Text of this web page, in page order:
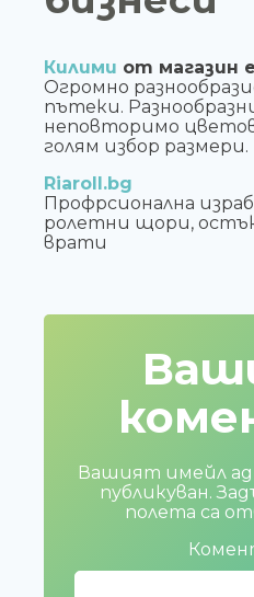
Килими от магазин
Огромно
пътеки.
неповторимо
голям избор размери.
Riaroll.bg
Профрсионална
ролетни щори,
врати
Вашият имейл
публикуван.
полета са